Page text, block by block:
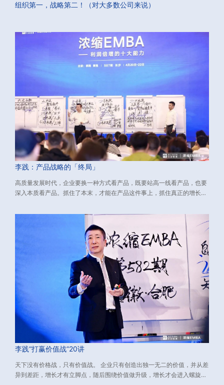
组织第一，战略第二！（对大多数公司来说）
李践：产品战略的「终局」
高质量发展时代，企业要换一种方式看产品，既要站高一线看产品，也要
深入本质看产品。抓住了本末，才能在产品这件事上，抓住真正的增长
含：如何看产品、如何做产品、如何打造大单品。源自：由行动教育董事
长兼CEO李践老师主讲的《浓缩EMBA》课程、数万校友实践有效的经营
方法论，希望对您有所启发。
李践“打赢价值战”20讲
天下没有价格战，只有价值战。 企业只有创造出独一无二的价值，并从差
异到差距，增长才有立脚点，随后围绕价值做升级，增长才会进入螺旋上